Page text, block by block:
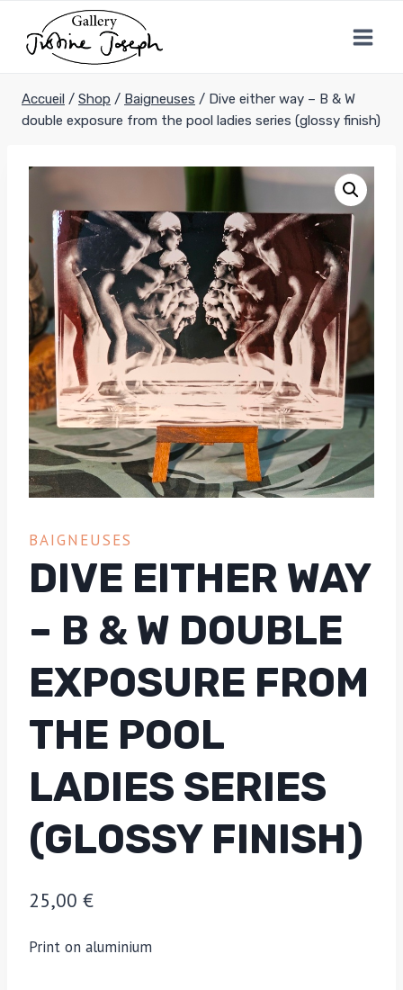
contenu
Accueil / Shop / Baigneuses / Dive either way – B & W
double exposure from the pool ladies series (glossy finish)
BAIGNEUSES
DIVE EITHER WAY
– B & W DOUBLE
EXPOSURE FROM
THE POOL
LADIES SERIES
(GLOSSY FINISH)
25,00 €
Print on aluminium